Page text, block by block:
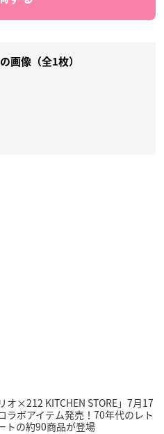
画像（全1枚）
オ×212 KITCHEN STORE」7月17
ラボアイテム発売！70年代のレト
トの約90商品が登場